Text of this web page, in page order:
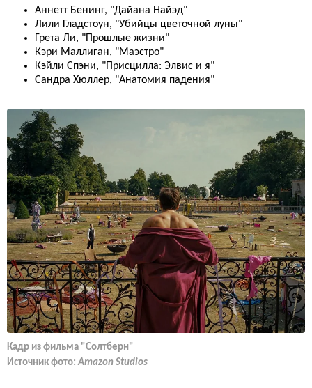
Аннетт Бенинг, "Дайана Найэд"
Лили Гладстоун, "Убийцы цветочной луны"
Грета Ли, "Прошлые жизни"
Кэри Маллиган, "Маэстро"
Кэйли Спэни, "Присцилла: Элвис и я"
Сандра Хюллер, "Анатомия падения"
Кадр из фильма "Солтберн"
Источник фото:Amazon Studios